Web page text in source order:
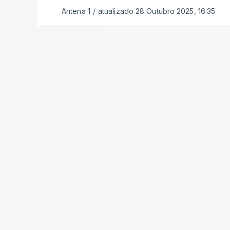
Antena 1 / atualizado 28 Outubro 2025, 16:35